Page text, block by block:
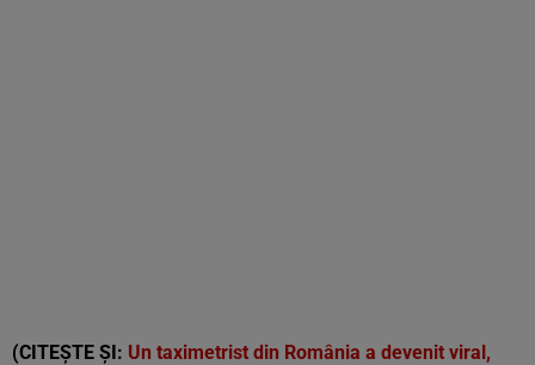
(CITEȘTE ȘI: Un taximetrist din România a devenit viral,